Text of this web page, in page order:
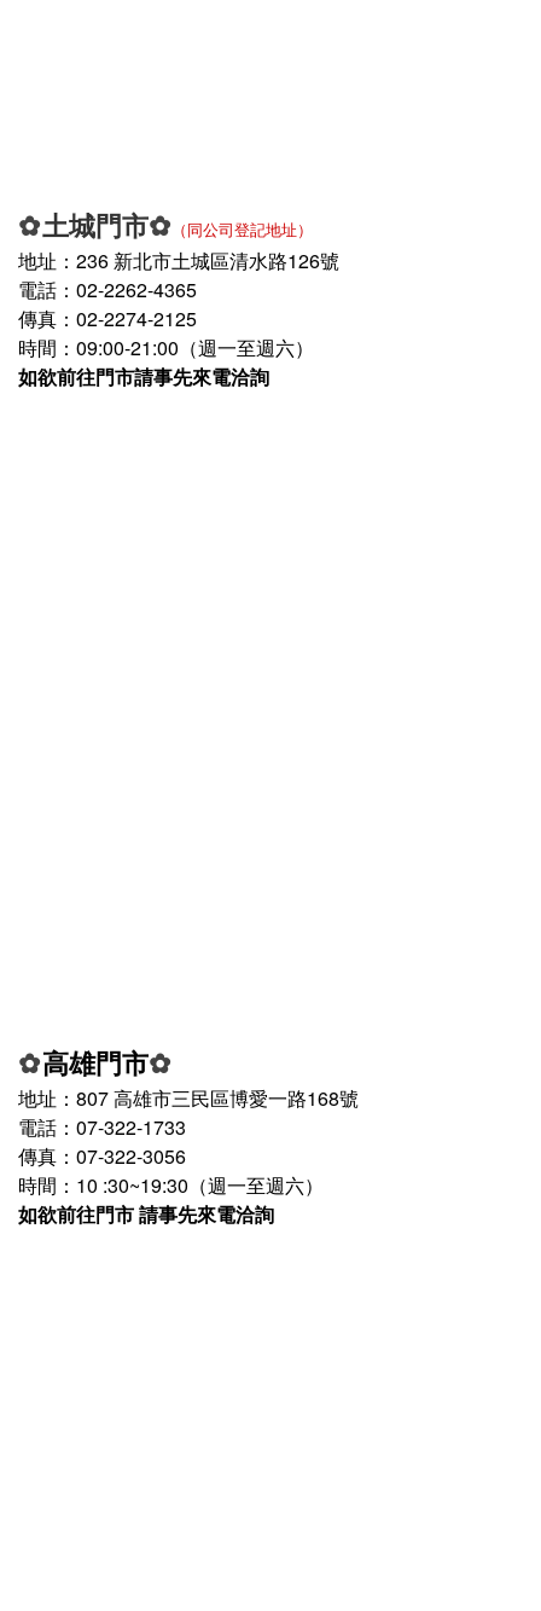
✿土城門市✿ （ 同公司登記地址）
地址 ： 236 新北市土城區清水路126號
電話 ： 02-2262-4365
傳真 ：02-2274-2125
時間 ： 09:00-21:00（週一至週六）
如欲前往門市請事先來電洽詢
✿高雄門市✿
地址：807 高雄市三民區博愛一路168號
電話 ： 07-322-1733
傳真 ：07-322-3056
時間 ：10 :30~19:30 （週一至週六）
如欲前往門市 請事先來電洽詢